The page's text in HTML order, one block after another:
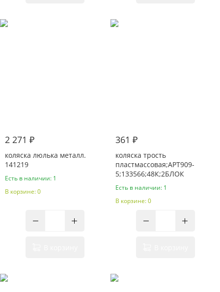
2 271 ₽
коляска люлька металл.
141219
Есть в наличии: 1
В корзине: 0
361 ₽
коляска трость
пластмассовая;АРТ909-
5;133566;48К;2БЛОК
Есть в наличии: 1
В корзине: 0